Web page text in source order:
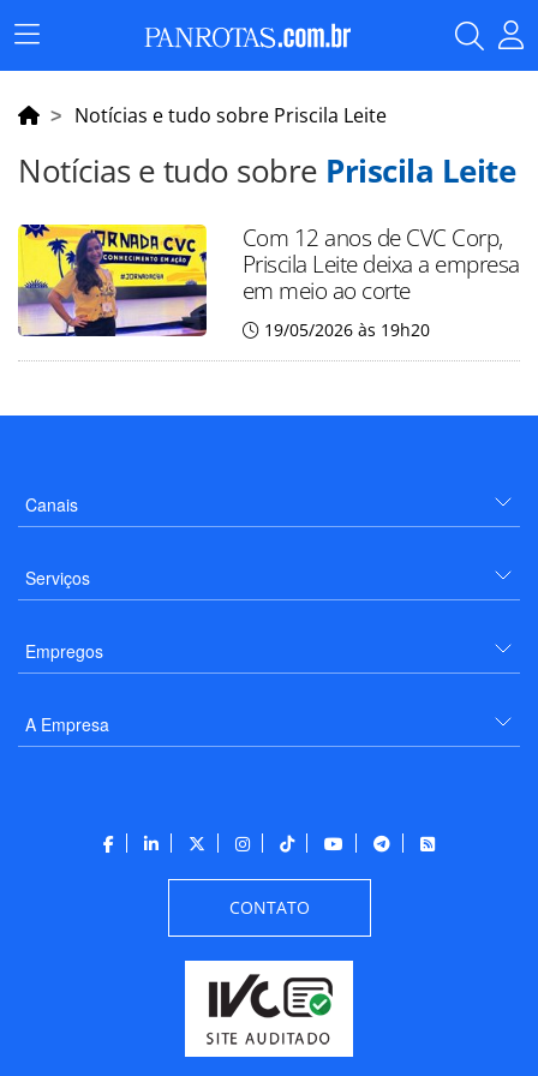
Menu
Principal
Notícias e tudo sobre Priscila Leite
Notícias e tudo sobre Priscila Leite
Com 12 anos de CVC Corp,
Priscila Leite deixa a empresa
em meio ao corte
19/05/2026 às 19h20
Canais
Serviços
Empregos
A Empresa
CONTATO